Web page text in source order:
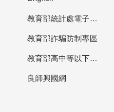
教育部統計處電子書櫃
教育部詐騙防制專區
教育部高中等以下學校及幼兒園教師資格檢定考試
良師興國網